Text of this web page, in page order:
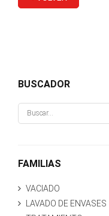
BUSCADOR
FAMILIAS
VACIADO
LAVADO DE ENVASES